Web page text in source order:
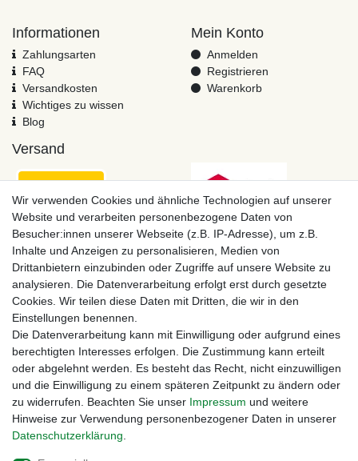
Informationen
Zahlungsarten
FAQ
Versandkosten
Wichtiges zu wissen
Blog
Mein Konto
Anmelden
Registrieren
Warenkorb
Versand
Zahlungsmöglichkeiten
Wir verwenden Cookies und ähnliche Technologien auf unserer
Website und verarbeiten personenbezogene Daten von
Besucher:innen unserer Webseite (z.B. IP-Adresse), um z.B.
Inhalte und Anzeigen zu personalisieren, Medien von
Drittanbietern einzubinden oder Zugriffe auf unsere Website zu
analysieren. Die Datenverarbeitung erfolgt erst durch gesetzte
Cookies. Wir teilen diese Daten mit Dritten, die wir in den
Einstellungen benennen.
Die Datenverarbeitung kann mit Einwilligung oder aufgrund eines
berechtigten Interesses erfolgen. Die Zustimmung kann erteilt
oder abgelehnt werden. Es besteht das Recht, nicht einzuwilligen
und die Einwilligung zu einem späteren Zeitpunkt zu ändern oder
zu widerrufen. Beachten Sie unser Impressum und weitere
Hinweise zur Verwendung personenbezogener Daten in unserer
Daten­schutz­erklärung